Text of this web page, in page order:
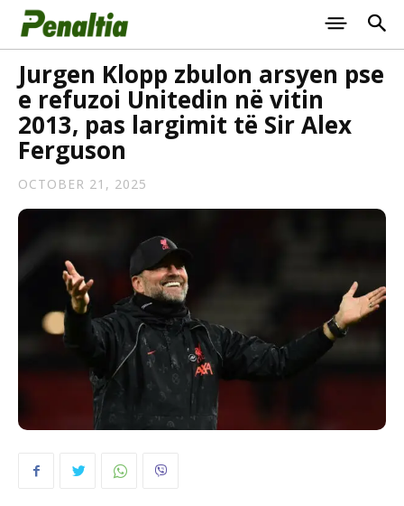
Jurgen Klopp zbulon arsyen pse
e refuzoi Unitedin në vitin
2013, pas largimit të Sir Alex
Ferguson
OCTOBER 21, 2025